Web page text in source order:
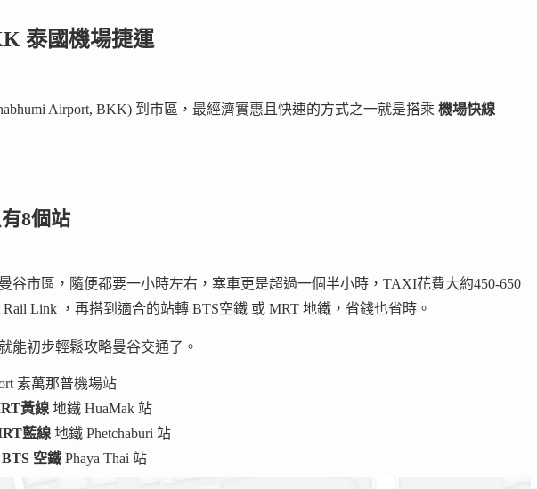
泰國機場捷運
Airport, BKK) 到市區，最經濟實惠且快速的方式之一就是搭乘 機場快線
8個站
谷市區，隨便都要一小時左右，塞車更是超過一個半小時，TAXI花費大約450-650
Link ，再搭到適合的站轉 BTS空鐵 或 MRT 地鐵，省錢也省時。
能初步輕鬆攻略曼谷交通了。
素萬那普機場站
黃線 地鐵 HuaMak 站
藍線 地鐵 Phetchaburi 站
BTS 空鐵Phaya Thai 站